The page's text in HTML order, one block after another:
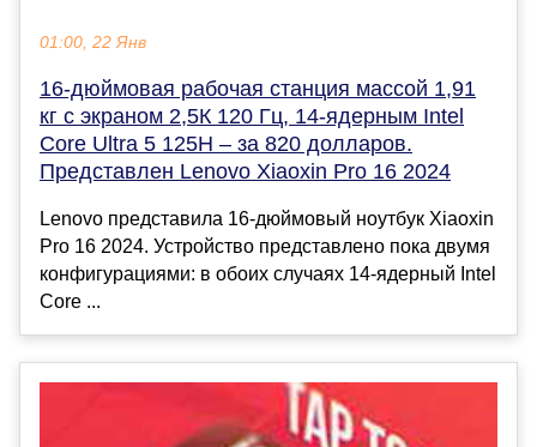
01:00, 22 Янв
16-дюймовая рабочая станция массой 1,91
кг с экраном 2,5К 120 Гц, 14-ядерным Intel
Core Ultra 5 125H – за 820 долларов.
Представлен Lenovo Xiaoxin Pro 16 2024
Lenovo представила 16-дюймовый ноутбук Xiaoxin
Pro 16 2024. Устройство представлено пока двумя
конфигурациями: в обоих случаях 14-ядерный Intel
Core ...